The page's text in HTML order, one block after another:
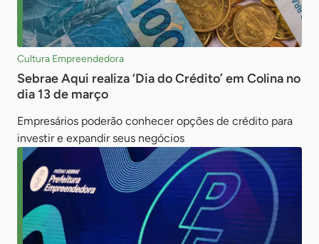
Cultura Empreendedora
Sebrae Aqui realiza ‘Dia do Crédito’ em Colina no
dia 13 de março
Empresários poderão conhecer opções de crédito para
investir e expandir seus negócios